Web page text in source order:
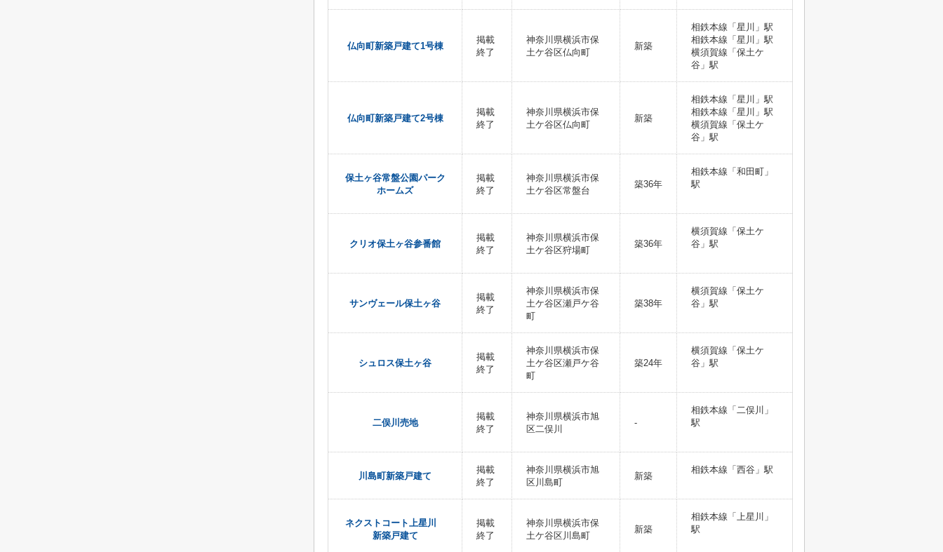
仏向町新築戸建て1号棟
掲載
終了
神奈川県横浜市保
土ケ谷区仏向町
新築
相鉄本線「星川」駅
相鉄本線「星川」駅
横須賀線「保土ケ
谷」駅
仏向町新築戸建て2号棟
掲載
終了
神奈川県横浜市保
土ケ谷区仏向町
新築
相鉄本線「星川」駅
相鉄本線「星川」駅
横須賀線「保土ケ
谷」駅
保土ヶ谷常盤公園パーク
ホームズ
掲載
終了
神奈川県横浜市保
土ケ谷区常盤台
築36年
相鉄本線「和田町」
駅
クリオ保土ヶ谷参番館
掲載
終了
神奈川県横浜市保
土ケ谷区狩場町
築36年
横須賀線「保土ケ
谷」駅
サンヴェール保土ヶ谷
掲載
終了
神奈川県横浜市保
土ケ谷区瀬戸ケ谷
町
築38年
横須賀線「保土ケ
谷」駅
シュロス保土ヶ谷
掲載
終了
神奈川県横浜市保
土ケ谷区瀬戸ケ谷
町
築24年
横須賀線「保土ケ
谷」駅
二俣川売地
掲載
終了
神奈川県横浜市旭
区二俣川
-
相鉄本線「二俣川」
駅
川島町新築戸建て
掲載
終了
神奈川県横浜市旭
区川島町
新築
相鉄本線「西谷」駅
ネクストコート上星川
新築戸建て
掲載
終了
神奈川県横浜市保
土ケ谷区川島町
新築
相鉄本線「上星川」
駅